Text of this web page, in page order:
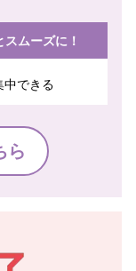
ムーズに！
できる
ら